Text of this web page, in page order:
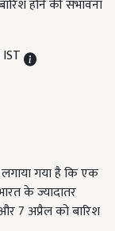
होने की संभावना
लगाया गया है कि एक
के ज्यादातर
7 अप्रैल को बारिश